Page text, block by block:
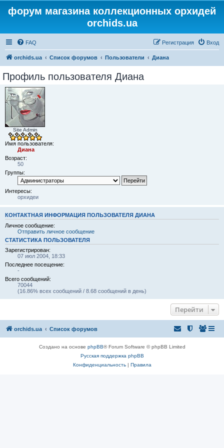
форум магазина коллекционных орхидей
orchids.ua
FAQ Вход
Регистрация
orchids.ua Список форумов Пользователи Диана
Профиль пользователя Диана
Site Admin
Имя пользователя:
Диана
Возраст:
50
Группы:
Интересы:
орхидеи
КОНТАКТНАЯ ИНФОРМАЦИЯ ПОЛЬЗОВАТЕЛЯ ДИАНА
Личное сообщение:
Отправить личное сообщение
СТАТИСТИКА ПОЛЬЗОВАТЕЛЯ
Зарегистрирован:
07 июл 2004, 18:33
Последнее посещение:
-
Всего сообщений:
70044
(16.86% всех сообщений / 8.68 сообщений в день)
Перейти
orchids.ua Список форумов
Создано на основе phpBB® Forum Software © phpBB Limited
Русская поддержка phpBB
Конфиденциальность| Правила